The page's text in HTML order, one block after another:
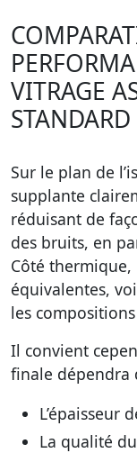
VITRAGE
STANDARD
Sur le plan de
supplante
réduisant de
des bruits, en
Côté
équivalentes,
les
Il convient
finale dépendra
L’épaisseur
La qualité